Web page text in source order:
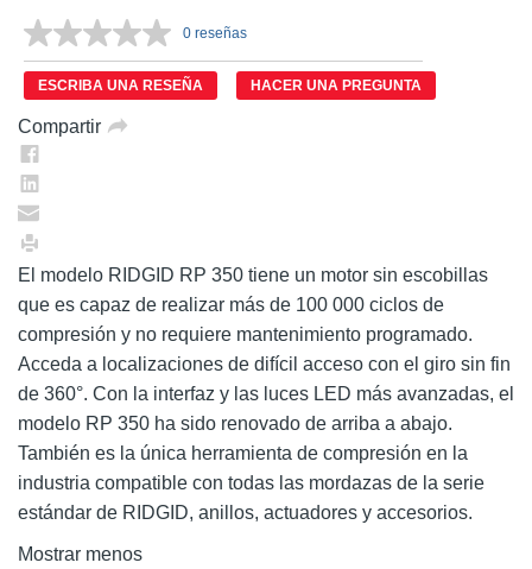
Sin
puntuación.
Enlace
en
0 reseñas
ESCRIBA UNA RESEÑA HACER UNA PREGUNTA
Compartir
El modelo RIDGID RP 350 tiene un motor sin escobillas
que es capaz de realizar más de 100 000 ciclos de
compresión y no requiere mantenimiento programado.
Acceda a localizaciones de difícil acceso con el giro sin fin
de 360°. Con la interfaz y las luces LED más avanzadas, el
modelo RP 350 ha sido renovado de arriba a abajo.
También es la única herramienta de compresión en la
industria compatible con todas las mordazas de la serie
estándar de RIDGID, anillos, actuadores y accesorios.
Mostrar menos